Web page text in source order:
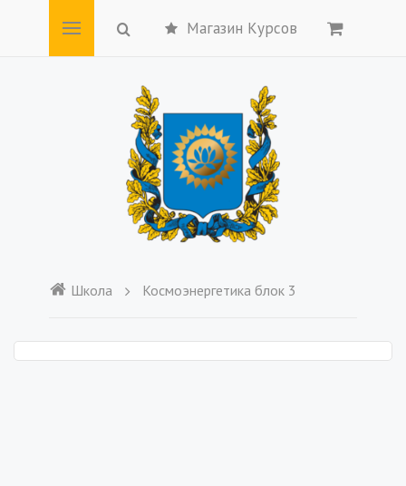
Магазин Курсов
Школа Космоэнергетика блок 3